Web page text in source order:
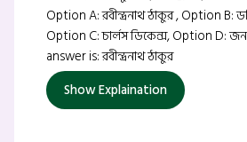
Option A: রবীন্দ্রনাথ ঠাকুর , Option B:
Option C: চার্লস ডিকেন্স, Option D:
answer is: রবীন্দ্রনাথ ঠাকুর
Show Explaination